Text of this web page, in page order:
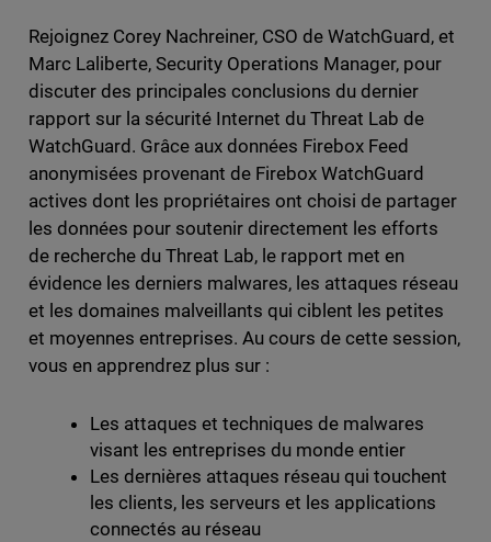
Rejoignez Corey Nachreiner, CSO de WatchGuard, et
Marc Laliberte, Security Operations Manager, pour
discuter des principales conclusions du dernier
rapport sur la sécurité Internet du Threat Lab de
WatchGuard. Grâce aux données Firebox Feed
anonymisées provenant de Firebox WatchGuard
actives dont les propriétaires ont choisi de partager
les données pour soutenir directement les efforts
de recherche du Threat Lab, le rapport met en
évidence les derniers malwares, les attaques réseau
et les domaines malveillants qui ciblent les petites
et moyennes entreprises. Au cours de cette session,
vous en apprendrez plus sur :
Les attaques et techniques de malwares
visant les entreprises du monde entier
Les dernières attaques réseau qui touchent
les clients, les serveurs et les applications
connectés au réseau